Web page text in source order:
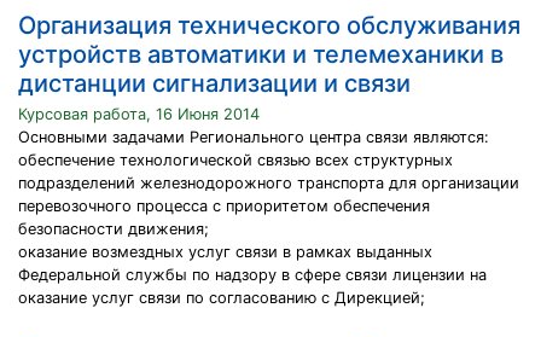
Организация технического обслуживания
устройств автоматики и телемеханики в
дистанции сигнализации и связи
Курсовая работа, 16 Июня 2014
Основными задачами Регионального центра связи являются:
обеспечение технологической связью всех структурных
подразделений железнодорожного транспорта для организации
перевозочного процесса с приоритетом обеспечения
безопасности движения;
оказание возмездных услуг связи в рамках выданных
Федеральной службы по надзору в сфере связи лицензии на
оказание услуг связи по согласованию с Дирекцией;